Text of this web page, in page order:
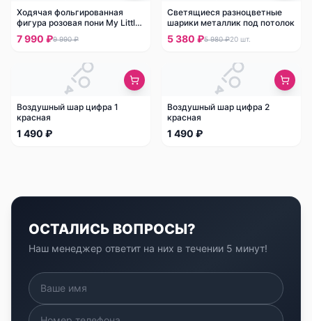
Ходячая фольгированная
фигура розовая пони My Little
Pony
7 990 ₽9 990 ₽
Светящиеся разноцветные
шарики металлик под потолок
5 380 ₽5 980 ₽20 шт.
Воздушный шар цифра 1
красная
1 490 ₽
Воздушный шар цифра 2
красная
1 490 ₽
ОСТАЛИСЬ ВОПРОСЫ?
Наш менеджер ответит на них в течении 5 минут!